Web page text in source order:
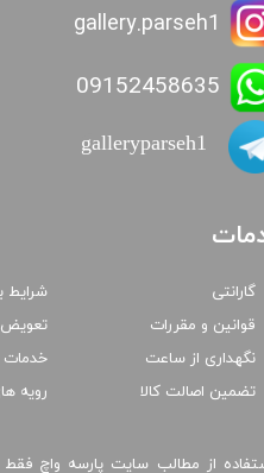
09152458635
gallery.parseh1
از مطالب سایت پارسه واچ فقط
گارانتی
قوانین و مقررات
نگهداری از ساعت
تضمین اصالت کالا
galleryparseh1
شرایط
تعویض
رویه